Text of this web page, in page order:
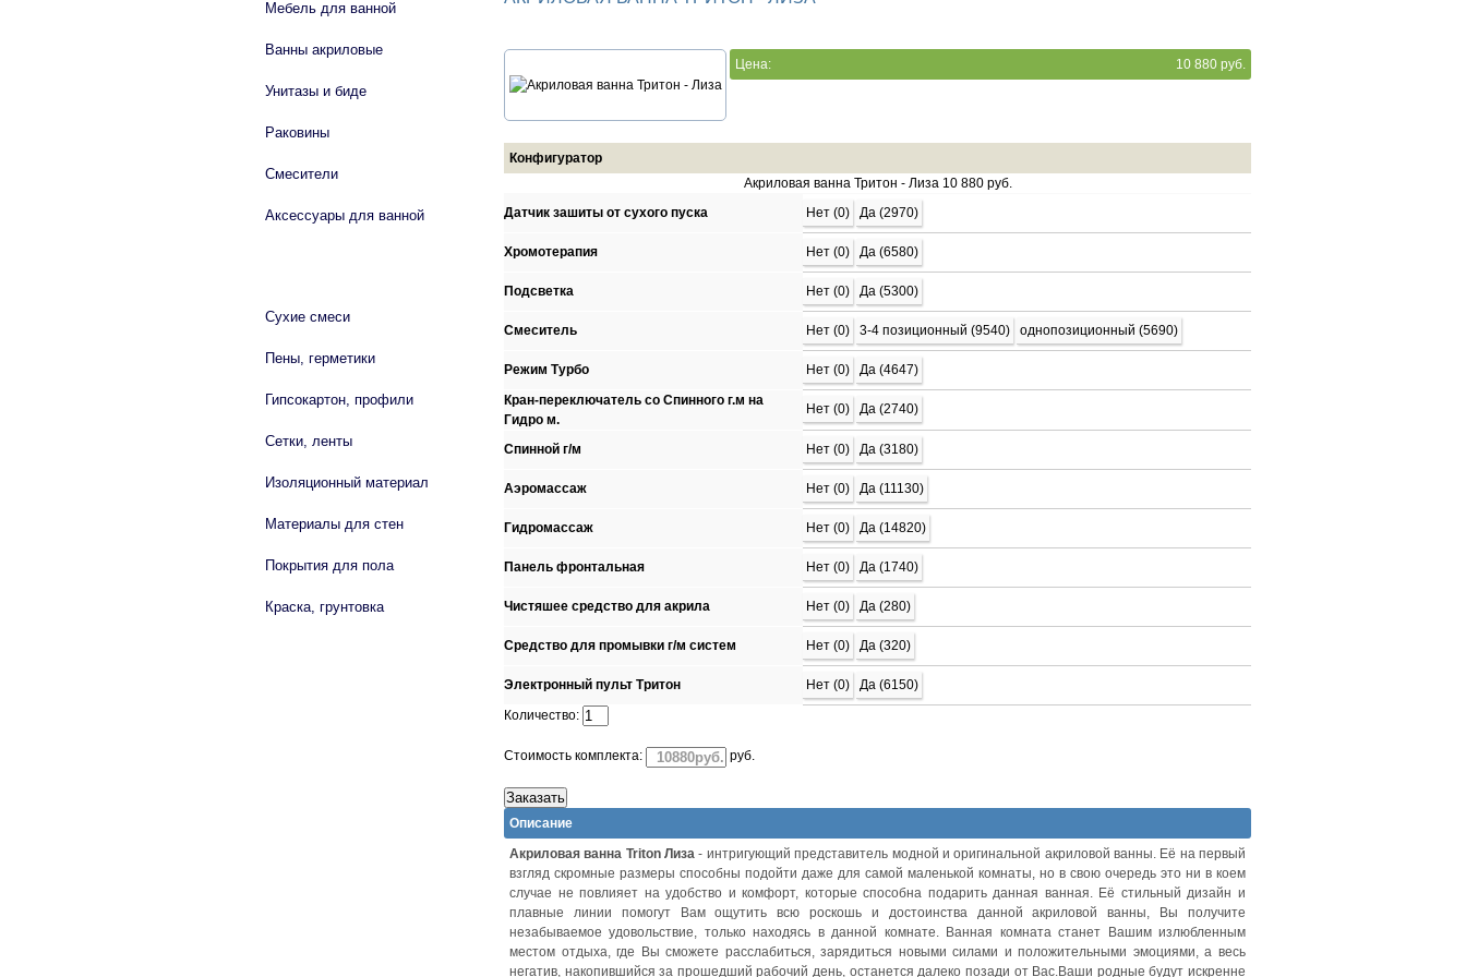
Цена: 10 880 руб.
Конфигуратор
Акриловая ванна Тритон - Лиза 10 880 руб.
Датчик зашиты от сухого пуска
Нет (0) Да (2970)
Хромотерапия Нет (0) Да (6580)
Подсветка Нет (0) Да (5300)
Смеситель Нет (0) 3-4 позиционный (9540) однопозиционный (5690)
Режим Турбо Нет (0)
Да (4647)
Кран-переключатель со Спинного г.м на
Гидро м.
Нет (0) Да (2740)
Спинной г/м Нет (0) Да (3180)
Аэромассаж Нет (0) Да (11130)
Гидромассаж Нет (0) Да (14820)
Панель фронтальная Нет (0) Да (1740)
Чистяшее средство для акрила Нет (0) Да (280)
Средство для промывки г/м систем Нет (0) Да (320)
Электронный пульт Тритон Нет (0)
Да (6150)
Количество:
Стоимость комплекта: руб.
Описание
Акриловая ванна Triton Лиза - интригующий представитель модной и оригинальной акриловой ванны. Её на первый
взгляд скромные размеры способны подойти даже для самой маленькой комнаты, но в свою очередь это ни в коем
случае не повлияет на удобство и комфорт, которые способна подарить данная ванная. Её стильный дизайн и
плавные линии помогут Вам ощутить всю роскошь и достоинства данной акриловой ванны, Вы получите
незабываемое удовольствие, только находясь в данной комнате. Ванная комната станет Вашим излюбленным
местом отдыха, где Вы сможете расслабиться, зарядиться новыми силами и положительными эмоциями, а весь
негатив, накопившийся за прошедший рабочий день, останется далеко позади от Вас.Ваши родные будут искренне
Мебель для ванной
Ванны акриловые
Унитазы и биде
Раковины
Смесители
Аксессуары для ванной
Сухие смеси
Пены, герметики
Гипсокартон, профили
Сетки, ленты
Изоляционный материал
Материалы для стен
Покрытия для пола
Краска, грунтовка